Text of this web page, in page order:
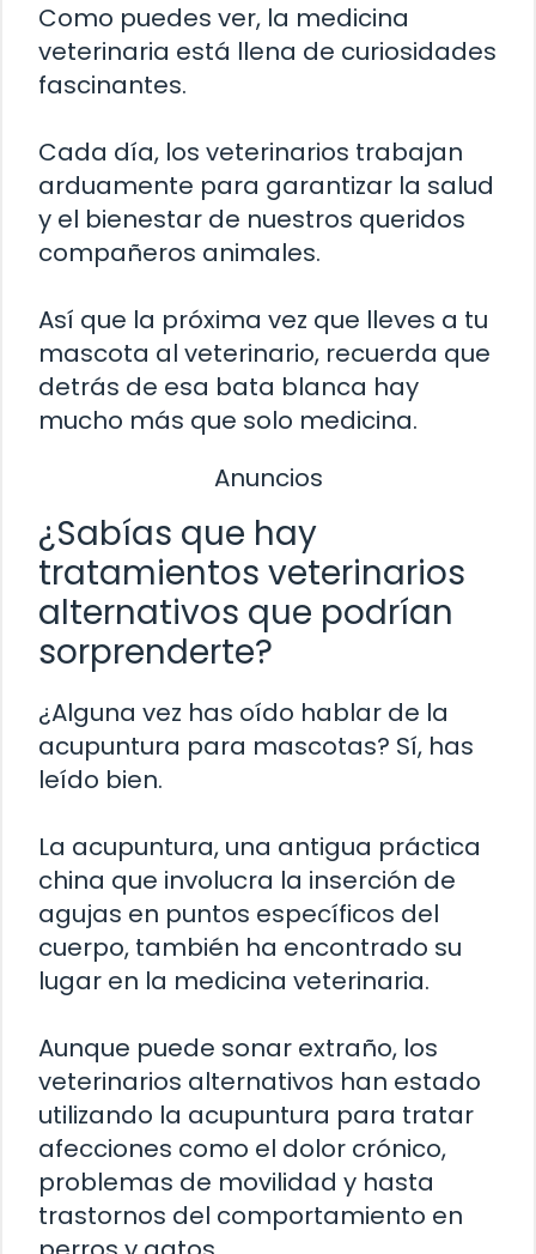
Como puedes ver, la medicina
veterinaria está llena de curiosidades
fascinantes.
Cada día, los veterinarios trabajan
arduamente para garantizar la salud
y el bienestar de nuestros queridos
compañeros animales.
Así que la próxima vez que lleves a tu
mascota al veterinario, recuerda que
detrás de esa bata blanca hay
mucho más que solo medicina.
Anuncios
¿Sabías que hay
tratamientos veterinarios
alternativos que podrían
sorprenderte?
¿Alguna vez has oído hablar de la
acupuntura para mascotas? Sí, has
leído bien.
La acupuntura, una antigua práctica
china que involucra la inserción de
agujas en puntos específicos del
cuerpo, también ha encontrado su
lugar en la medicina veterinaria.
Aunque puede sonar extraño, los
veterinarios alternativos han estado
utilizando la acupuntura para tratar
afecciones como el dolor crónico,
problemas de movilidad y hasta
trastornos del comportamiento en